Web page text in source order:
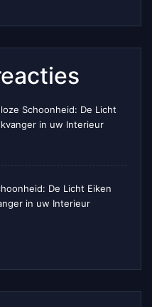
Schoonheid: De Licht
in uw Interieur
De Licht Eiken
in uw Interieur